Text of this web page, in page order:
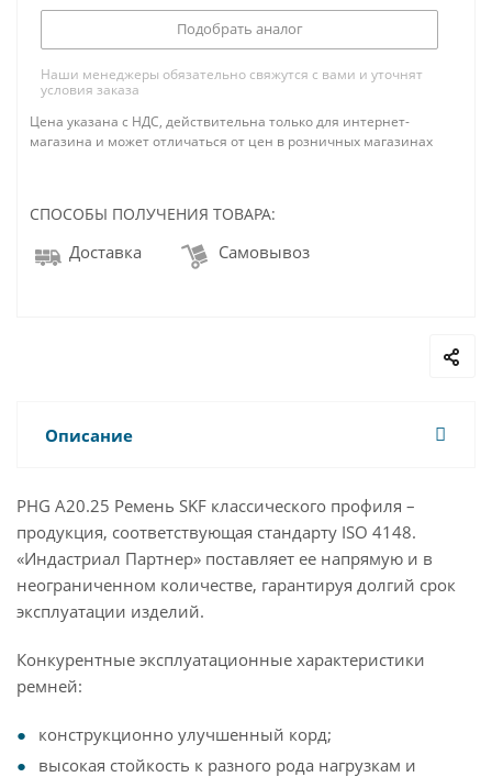
Подобрать аналог
Наши менеджеры обязательно свяжутся с вами и уточнят
условия заказа
Цена указана с НДС, действительна только для интернет-
магазина и может отличаться от цен в розничных магазинах
СПОСОБЫ ПОЛУЧЕНИЯ ТОВАРА:
Доставка Самовывоз
Описание
PHG A20.25 Ремень SKF классического профиля –
продукция, соответствующая стандарту ISO 4148.
«Индастриал Партнер» поставляет ее напрямую и в
неограниченном количестве, гарантируя долгий срок
эксплуатации изделий.
Конкурентные эксплуатационные характеристики
ремней:
конструкционно улучшенный корд;
высокая стойкость к разного рода нагрузкам и